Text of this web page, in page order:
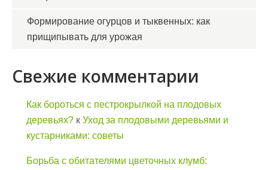
Формирование огурцов и тыквенных: как
прищипывать для урожая
Свежие комментарии
Как бороться с пестрокрылкой на плодовых
деревьях? к Уход за плодовыми деревьями и
кустарниками: советы
Борьба с обитателями цветочных клумб: